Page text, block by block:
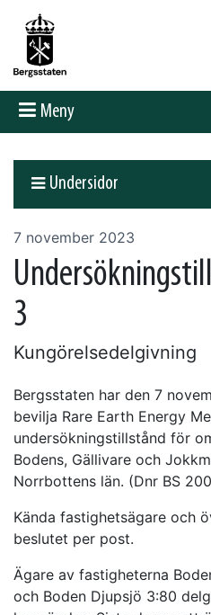
Meny
Undersidor
7 november 2023
3
Kungörelsedelgivning
Bergsstaten har den 7
bevilja Rare Earth Energy
undersökningstillstånd för
Bodens, Gällivare och
Norrbottens län. (Dnr BS
Kända fastighetsägare och
beslutet per post.
Ägare av fastigheterna
och Boden Djupsjö 3:80